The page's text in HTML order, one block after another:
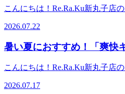
４０４０
す☆13：40～17：00の時間帯で
コチラ＿＿＿＿＿＿＿＿＿＿＿
に気持ち良い！Re.Ra.Ku新丸子
分）電話番号 ０４４-４５５-４
キリさせたい！という方は是非
(^^)/ ☆本日7/29(水)の空き状況の
間のご希望であれば、お電話に
ご来店心よりお待ちしておりま
＿＿＿＿＿＿＿＿＿＿＿＿＿＿
Re.Ra.Ku新丸子店住所 神奈川県
こんにちは！Re.Ra.Ku新丸子店
理をせず日陰や涼しいところで
にしましょう！暑い日には只今
ン」がおすすめです(^^)/冷たい炭
所につけることが出来ます♪炭酸
できるので、コリ感が強い、手
2026.07.22
暑い夏におすすめ！「爽快
こんにちは！Re.Ra.Ku新丸子店
足を感じている時は血液の巡り
2026.07.17